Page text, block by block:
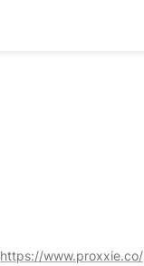
https://www.proxxie.co/